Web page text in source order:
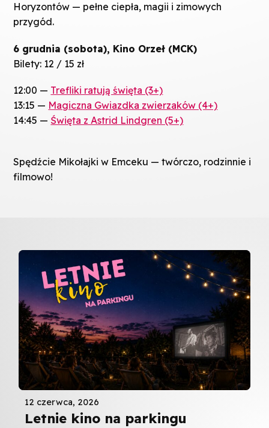
Horyzontów — pełne ciepła, magii i zimowych
przygód.
6 grudnia (sobota), Kino Orzeł (MCK)
Bilety: 12 / 15 zł
12:00 — Trefliki ratują święta (3+)
13:15 — Magiczna Gwiazdka zwierzaków (4+)
14:45 — Święta z Astrid Lindgren (5+)
Spędźcie Mikołajki w Emceku — twórczo, rodzinnie i
filmowo!
12 czerwca, 2026
Letnie kino na parkingu